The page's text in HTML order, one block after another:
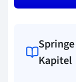
Kapitel